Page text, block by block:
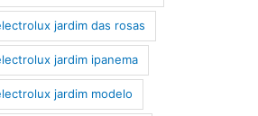
jardim das rosas
jardim ipanema
jardim modelo